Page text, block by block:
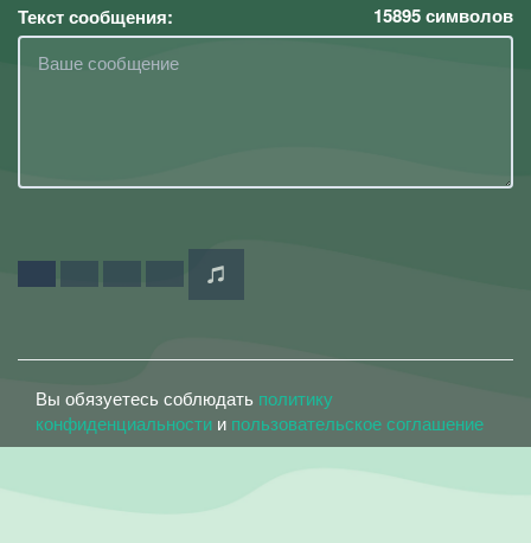
Текст сообщения: 15895символов
Вы обязуетесь соблюдать политику
конфиденциальности и пользовательское соглашение